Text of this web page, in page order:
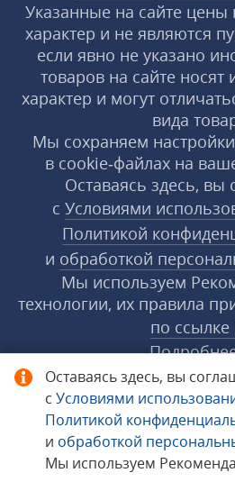
Оставаясь здесь, вы
с Условиями
Политикой
и обработкой
Мы используем
Указанные на сайте цены
характер и не являются
если явно не указано
товаров на сайте
характер и могут
вида
Мы сохраняем
в cookie‑файлах на
Оставаясь здесь, вы
с Условиями
Политикой
и обработкой
Мы используем
технологии, их правила
по ссылке
© 1998−2026